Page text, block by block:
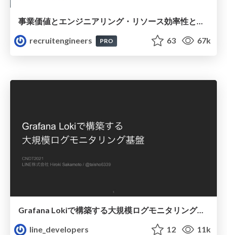
事業価値とエンジニアリング・リソース効率性とフロー効率性 / Business Value and Engineering
recruitengineers
PRO 63 67k
Grafana Lokiで構築する大規模ログモニタリング基盤 / Grafana Loki Deep Dive
line_developers
12 11k